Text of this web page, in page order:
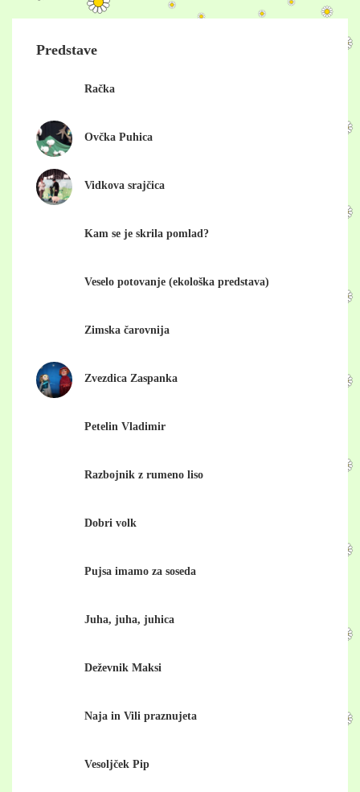
Predstave
Račka
Ovčka Puhica
Vidkova srajčica
Kam se je skrila pomlad?
Veselo potovanje (ekološka predstava)
Zimska čarovnija
Zvezdica Zaspanka
Petelin Vladimir
Razbojnik z rumeno liso
Dobri volk
Pujsa imamo za soseda
Juha, juha, juhica
Deževnik Maksi
Naja in Vili praznujeta
Vesoljček Pip